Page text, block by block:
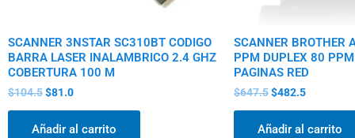
SCANNER 3NSTAR SC310BT CODIGO
BARRA LASER INALAMBRICO 2.4 GHZ
COBERTURA 100 M
$104.5$81.0
Añadir al carrito
SCANNER BROTHER
PPM DUPLEX 80
PAGINAS RED
$647.5$482.5
Añadir al carrito